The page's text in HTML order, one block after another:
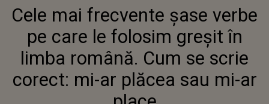
CARE LE FOLOSIM GREȘIT ÎN LIMBA
ROMÂNĂ. CUM SE SCRIE CORECT: MI-AR
PLĂCEA SAU MI-AR PLACE
Cele mai frecvente şase verbe
pe care le folosim greșit în
limba română. Cum se scrie
corect: mi-ar plăcea sau mi-ar